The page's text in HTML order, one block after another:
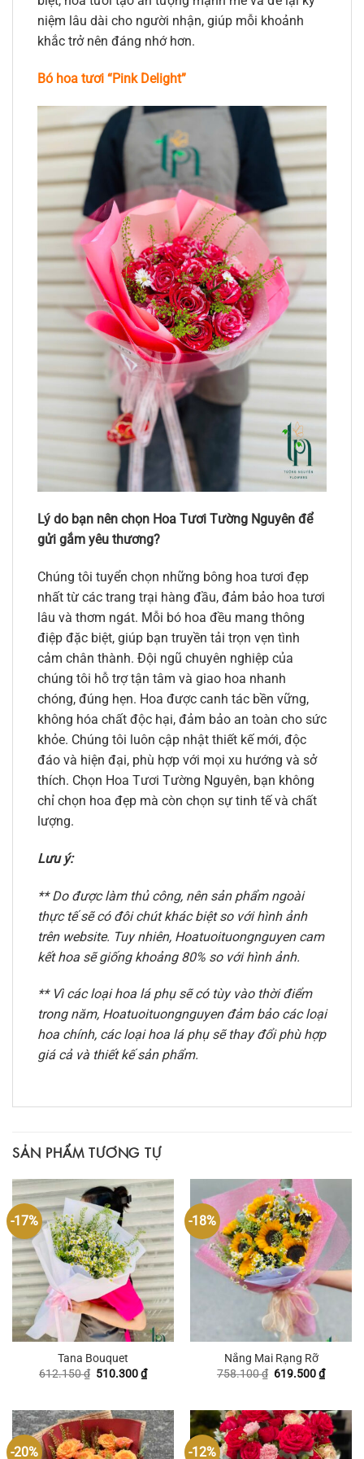
niệm lâu dài cho người nhận, giúp mỗi khoảnh
khắc trở nên đáng nhớ hơn.
Bó hoa tươi “Pink Delight”
Lý do bạn nên chọn Hoa Tươi Tường Nguyên để
gửi gắm yêu thương?
Chúng tôi tuyển chọn những bông hoa tươi đẹp
nhất từ các trang trại hàng đầu, đảm bảo hoa tươi
lâu và thơm ngát. Mỗi bó hoa đều mang thông
điệp đặc biệt, giúp bạn truyền tải trọn vẹn tình
cảm chân thành. Đội ngũ chuyên nghiệp của
chúng tôi hỗ trợ tận tâm và giao hoa nhanh
chóng, đúng hẹn. Hoa được canh tác bền vững,
không hóa chất độc hại, đảm bảo an toàn cho sức
khỏe. Chúng tôi luôn cập nhật thiết kế mới, độc
đáo và hiện đại, phù hợp với mọi xu hướng và sở
thích. Chọn Hoa Tươi Tường Nguyên, bạn không
chỉ chọn hoa đẹp mà còn chọn sự tinh tế và chất
lượng.
Lưu ý:
** Do được làm thủ công, nên sản phẩm ngoài
thực tế sẽ có đôi chút khác biệt so với hình ảnh
trên website. Tuy nhiên, Hoatuoituongnguyen cam
kết hoa sẽ giống khoảng 80% so với hình ảnh.
** Vì các loại hoa lá phụ sẽ có tùy vào thời điểm
trong năm, Hoatuoituongnguyen đảm bảo các loại
hoa chính, các loại hoa lá phụ sẽ thay đổi phù hợp
giá cả và thiết kế sản phẩm.
SẢN PHẨM TƯƠNG TỰ
-17%
Tana Bouquet
612.150₫ Giá
510.300₫Giá
hiện
510.300 ₫.
-18%
Nắng Mai Rạng Rỡ
758.100₫ Giá
619.500₫Giá
hiện
-20% -12%